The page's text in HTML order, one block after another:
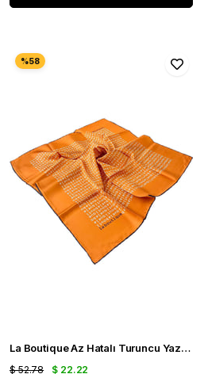
La Boutique Az Hatalı Turuncu Yazı Desen Sura İpek Eşarp 30078
$ 22.22
$ 52.78